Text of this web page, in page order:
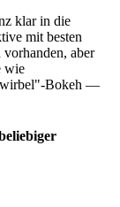
klar in die
mit besten
aber
wie
Bokeh —